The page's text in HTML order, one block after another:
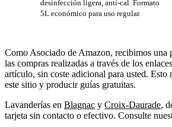
desinfección ligera, anti-cal. Formato
5L económico para uso regular.
Como Asociado de Amazon, recibimos una
las compras realizadas a través de los
artículo, sin coste adicional para usted. Esto
este sitio y producir guías gratuitas.
Lavanderías en Blagnac y Croix-Daurade,
tarjeta sin contacto o efectivo. Consulte